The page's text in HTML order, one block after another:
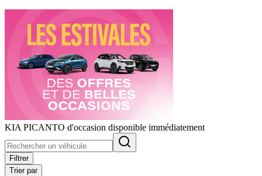
KIA PICANTO d'occasion disponible immédiatement
Filtrer
Trier par